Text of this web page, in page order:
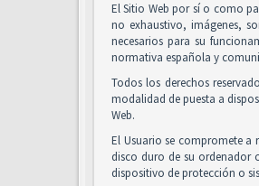
El Sitio Web por sí o como
no exhaustivo, imágenes,
necesarios para su
normativa española y
Todos los derechos
modalidad de puesta a
Web.
El Usuario se compromete a
disco duro de su ordenador
dispositivo de protección o